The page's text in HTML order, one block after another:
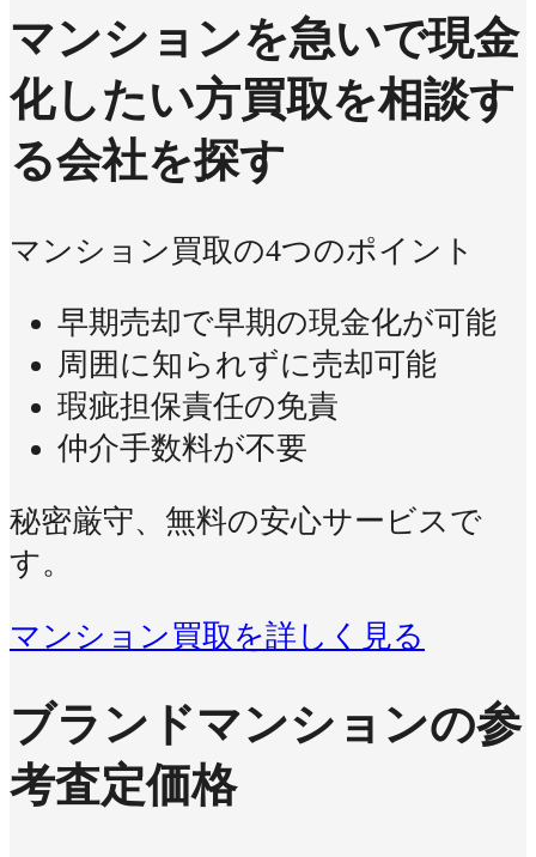
マンションを急いで現金
化したい方買取を相談す
る会社を探す
マンション買取の4つのポイント
早期売却で早期の現金化が可能
周囲に知られずに売却可能
瑕疵担保責任の免責
仲介手数料が不要
秘密厳守、無料の安心サービスで
す。
マンション買取を詳しく見る
ブランドマンションの参
考査定価格